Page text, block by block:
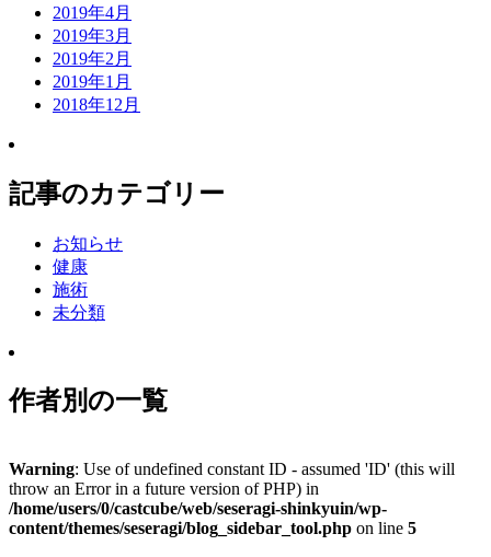
2019年4月
2019年3月
2019年2月
2019年1月
2018年12月
記事のカテゴリー
お知らせ
健康
施術
未分類
作者別の一覧
Warning: Use of undefined constant ID - assumed 'ID' (this will
throw an Error in a future version of PHP) in
/home/users/0/castcube/web/seseragi-shinkyuin/wp-
content/themes/seseragi/blog_sidebar_tool.php on line 5